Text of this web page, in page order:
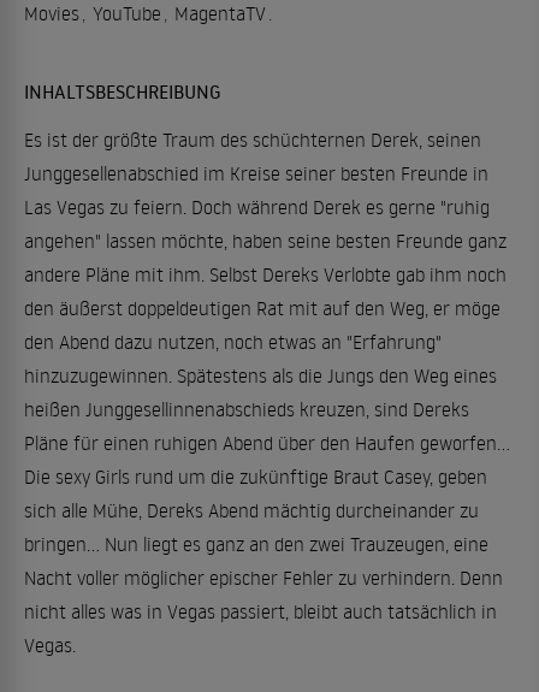
Movies, YouTube , MagentaTV.
INHALTSBESCHREIBUNG
Es ist der größte Traum des schüchternen Derek, seinen
Junggesellenabschied im Kreise seiner besten Freunde in
Las Vegas zu feiern. Doch während Derek es gerne "ruhig
angehen" lassen möchte, haben seine besten Freunde ganz
andere Pläne mit ihm. Selbst Dereks Verlobte gab ihm noch
den äußerst doppeldeutigen Rat mit auf den Weg, er möge
den Abend dazu nutzen, noch etwas an "Erfahrung"
hinzuzugewinnen. Spätestens als die Jungs den Weg eines
heißen Junggesellinnenabschieds kreuzen, sind Dereks
Pläne für einen ruhigen Abend über den Haufen geworfen…
Die sexy Girls rund um die zukünftige Braut Casey, geben
sich alle Mühe, Dereks Abend mächtig durcheinander zu
bringen… Nun liegt es ganz an den zwei Trauzeugen, eine
Nacht voller möglicher epischer Fehler zu verhindern. Denn
nicht alles was in Vegas passiert, bleibt auch tatsächlich in
Vegas.